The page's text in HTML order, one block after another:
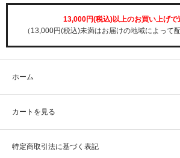
13,000円(税込)以上のお買い上げで
（13,000円(税込)未満はお届けの地域によって
ホーム
カートを見る
特定商取引法に基づく表記